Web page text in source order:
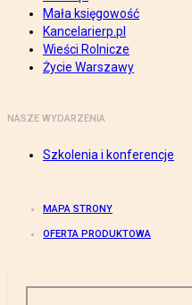
Mała księgowość
Kancelarierp.pl
Wieści Rolnicze
Życie Warszawy
NASZE WYDARZENIA
Szkolenia i konferencje
MAPA STRONY
OFERTA PRODUKTOWA